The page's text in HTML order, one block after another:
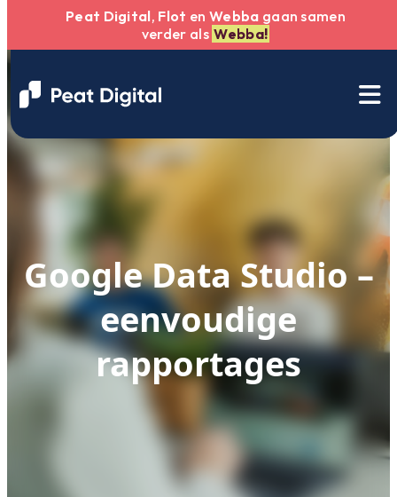
Peat Digital, Flot en Webba gaan samen
verder als Webba!
Google Data Studio –
eenvoudige
rapportages